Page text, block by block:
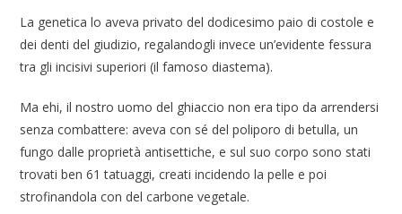
La genetica lo aveva privato del dodicesimo paio di costole e
dei denti del giudizio, regalandogli invece un’evidente fessura
tra gli incisivi superiori (il famoso diastema).
Ma ehi, il nostro uomo del ghiaccio non era tipo da arrendersi
senza combattere: aveva con sé del poliporo di betulla, un
fungo dalle proprietà antisettiche, e sul suo corpo sono stati
trovati ben 61 tatuaggi, creati incidendo la pelle e poi
strofinandola con del carbone vegetale.